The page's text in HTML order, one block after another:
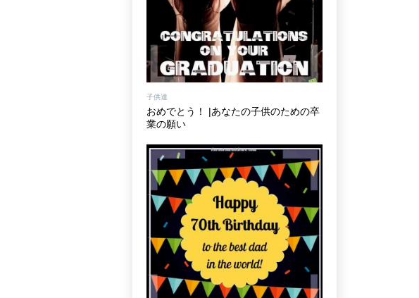
子供達
おめでとう！ |あなたの子供のための卒
業の願い